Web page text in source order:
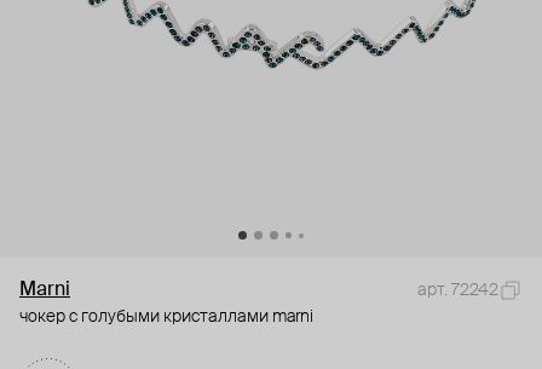
Marni
арт. 72242
чокер с голубыми кристаллами marni